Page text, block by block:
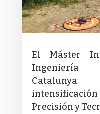
El Máster
Ingeniería
Precisión y